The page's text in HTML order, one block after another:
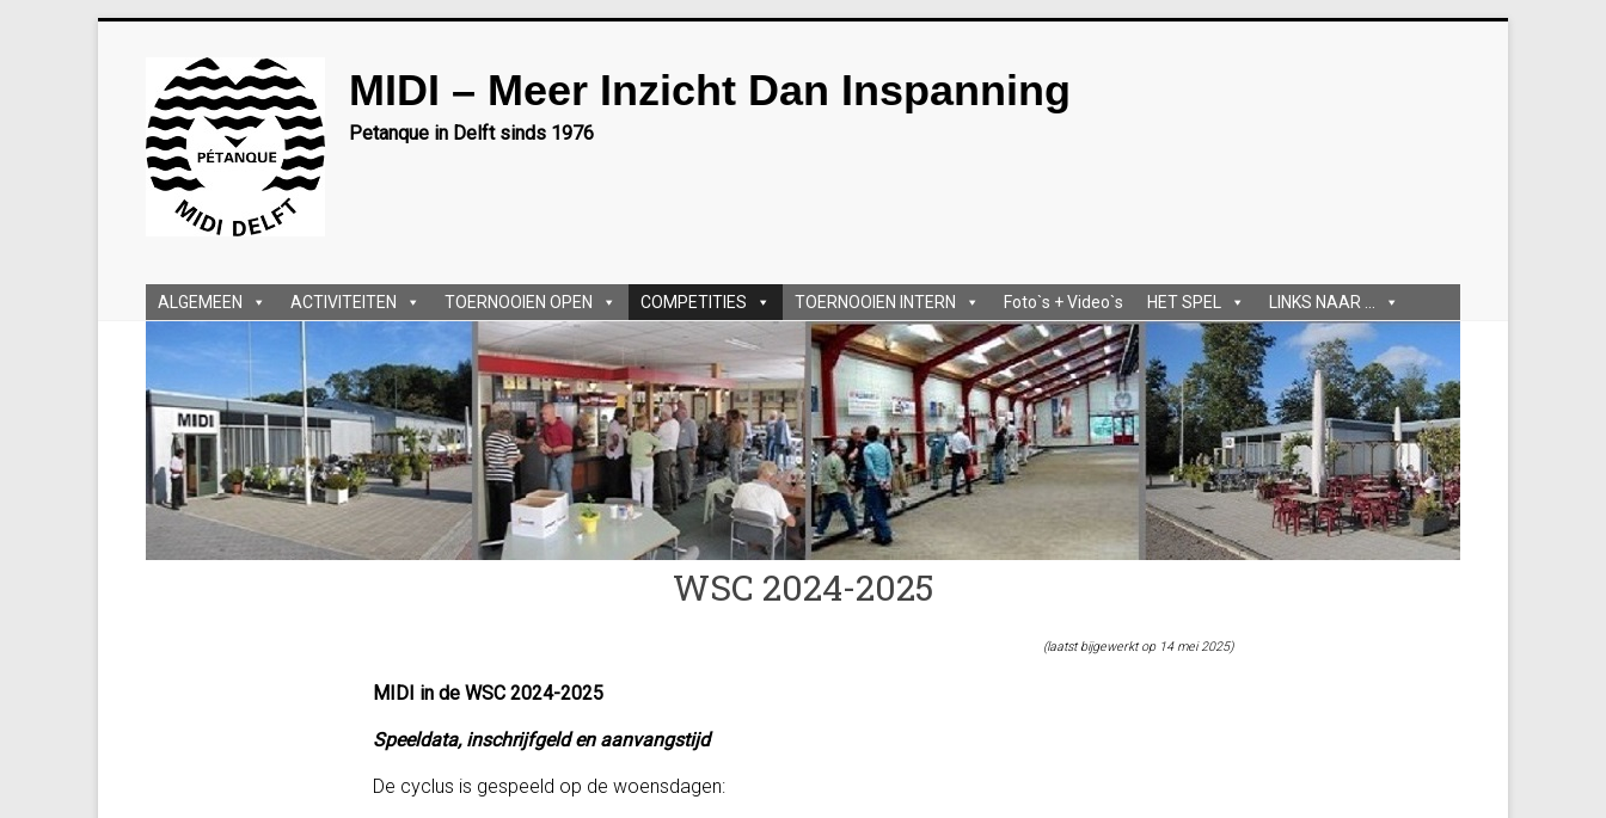
MIDI – Meer Inzicht Dan Inspanning
Petanque in Delft sinds 1976
ALGEMEEN ACTIVITEITEN TOERNOOIEN OPEN COMPETITIES TOERNOOIEN INTERN Foto`s + Video`s HET SPEL LINKS NAAR ...
WSC 2024-2025
(laatst bijgewerkt op 14 mei 2025)
MIDI in de WSC 2024-2025
Speeldata, inschrijfgeld en aanvangstijd
De cyclus is gespeeld op de woensdagen: